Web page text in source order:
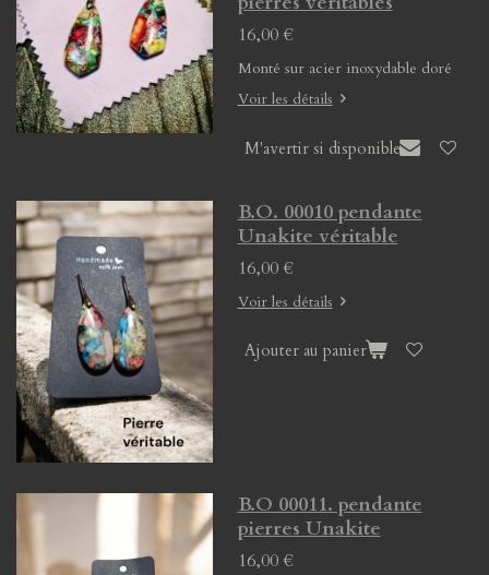
16,00 €
Monté sur acier inoxydable doré
Voir les détails
M'avertir si disponible
B.O. 00010 pendante
Unakite véritable
16,00 €
Voir les détails
Ajouter au panier
B.O 00011. pendante
pierres Unakite
16,00 €